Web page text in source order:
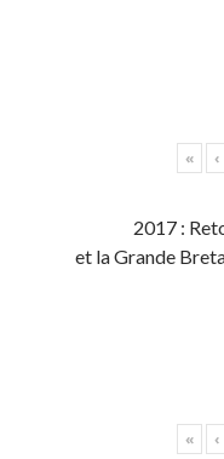
« ‹
2017 :
et la Grande
« ‹